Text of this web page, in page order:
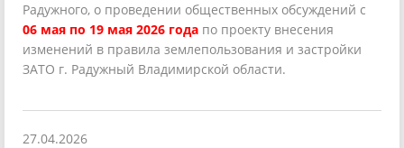
Радужного, о проведении общественных обсуждений с
06 мая по 19 мая 2026 года по проекту внесения
изменений в правила землепользования и застройки
ЗАТО г. Радужный Владимирской области.
27.04.2026